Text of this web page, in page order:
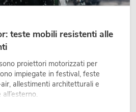
teste mobili resistenti alle
proiettori motorizzati per
impiegate in festival, feste
allestimenti architetturali e